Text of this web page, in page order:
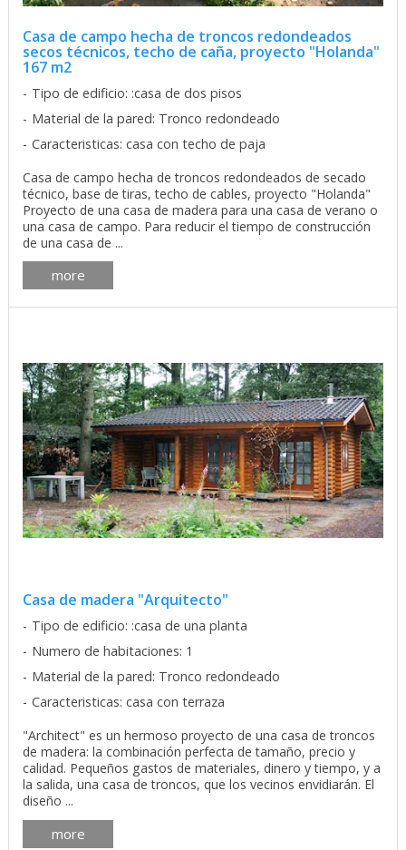
Casa de campo hecha de troncos redondeados
secos técnicos, techo de caña, proyecto "Holanda"
167 m2
Tipo de edificio: :casa de dos pisos
Material de la pared: Tronco redondeado
Caracteristicas: casa con techo de paja
Casa de campo hecha de troncos redondeados de secado
técnico, base de tiras, techo de cables, proyecto "Holanda"
Proyecto de una casa de madera para una casa de verano o
una casa de campo. Para reducir el tiempo de construcción
de una casa de ...
more
Casa de madera "Arquitecto"
Tipo de edificio: :casa de una planta
Numero de habitaciones: 1
Material de la pared: Tronco redondeado
Caracteristicas: casa con terraza
"Architect" es un hermoso proyecto de una casa de troncos
de madera: la combinación perfecta de tamaño, precio y
calidad. Pequeños gastos de materiales, dinero y tiempo, y a
la salida, una casa de troncos, que los vecinos envidiarán. El
diseño ...
more